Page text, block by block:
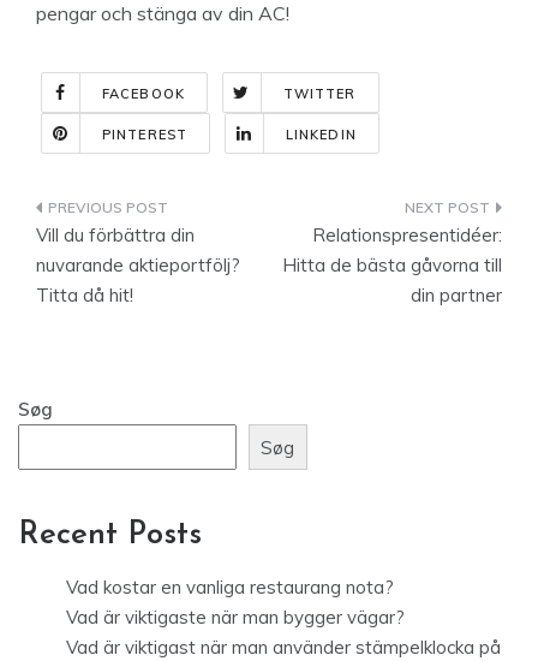
pengar och stänga av din AC!
FACEBOOK TWITTER
PINTEREST LINKEDIN
Indlægsnavigation
Vill du förbättra din
nuvarande aktieportfölj?
Titta då hit!
Relationspresentidéer:
Hitta de bästa gåvorna till
din partner
Søg
Søg
Recent Posts
Vad kostar en vanliga restaurang nota?
Vad är viktigaste när man bygger vägar?
Vad är viktigast när man använder stämpelklocka på